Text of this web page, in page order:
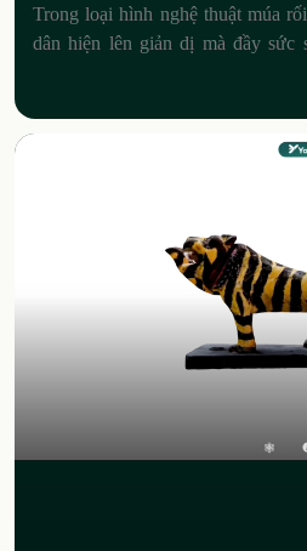
Trong loại hình nghệ thuật múa
dân hiện lên giản dị mà đầy sức